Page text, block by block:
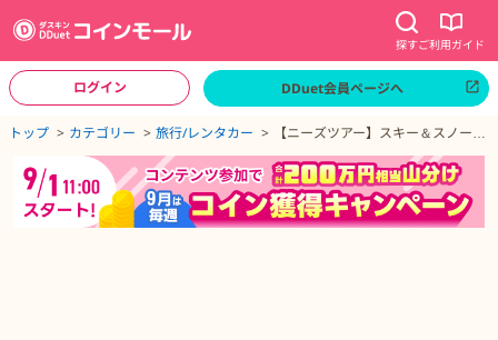
探すご利用ガイド
ログイン DDuet会員ページへ
トップ カテゴリー 旅行/レンタカー
【ニーズツアー】スキー＆スノーボ
ジトップへ